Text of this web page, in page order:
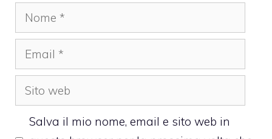
Nome
Email
Sito
web
Salva il mio nome, email e sito web in